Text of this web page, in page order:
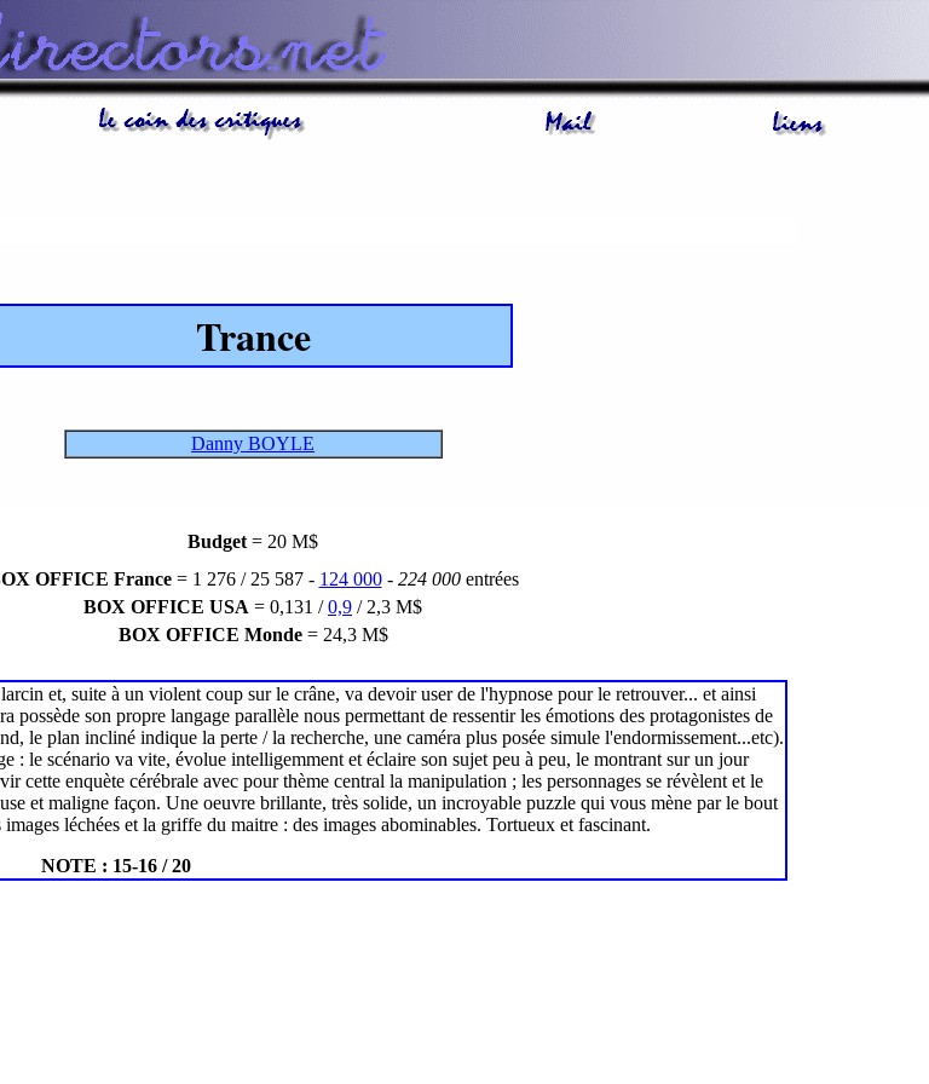
Trance
Danny BOYLE
Budget = 20 M$
OFFICE France= 1 276 / 25 587 - 124 000- 224 000 entrées
BOX OFFICE USA = 0,131 /0,9 / 2,3 M$
BOX OFFICE Monde= 24,3 M$
et, suite à un violent coup sur le crâne, va devoir user de l'hypnose pour le retrouver... et ainsi
son propre langage parallèle nous permettant de ressentir les émotions des protagonistes de
le plan incliné indique la perte / la recherche, une caméra plus posée simule l'endormissement...etc).
: le scénario va vite, évolue intelligemment et éclaire son sujet peu à peu, le montrant sur un jour
cette enquète cérébrale avec pour thème central la manipulation ; les personnages se révèlent et le
et maligne façon. Une oeuvre brillante, très solide, un incroyable puzzle qui vous mène par le bout
léchées et la griffe du maitre : des images abominables. Tortueux et fascinant.
NOTE : 15-16 / 20